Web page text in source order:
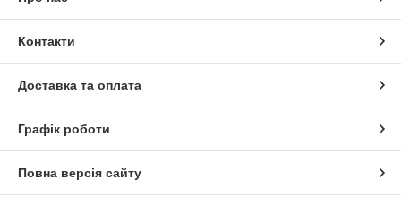
Контакти
Доставка та оплата
Графік роботи
Повна версія сайту